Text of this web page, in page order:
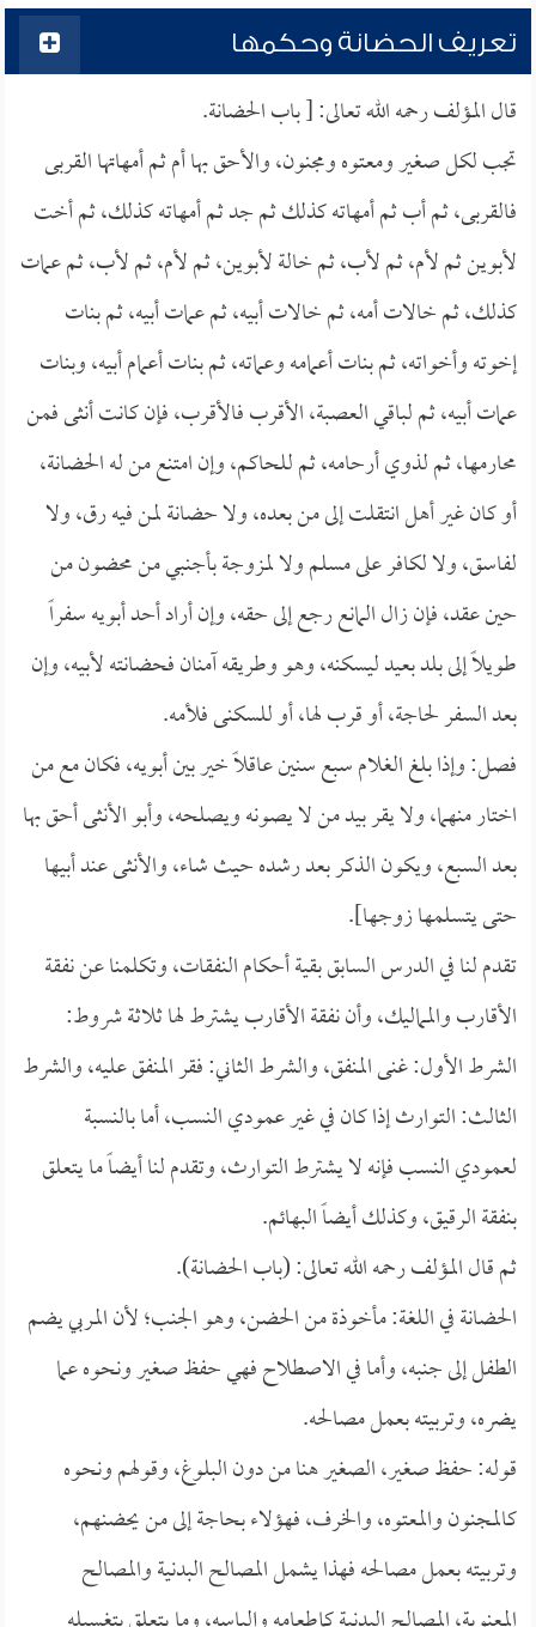
تعريف الحضانة وحكمها
قال المؤلف رحمه الله تعالى: [ باب الحضانة.
تجب لكل صغير ومعتوه ومجنون، والأحق بها أم ثم أمهاتها القربى
فالقربى، ثم أب ثم أمهاته كذلك ثم جد ثم أمهاته كذلك، ثم أخت
لأبوين ثم لأم، ثم لأب، ثم خالة لأبوين، ثم لأم، ثم لأب، ثم عمات
كذلك، ثم خالات أمه، ثم خالات أبيه، ثم عمات أبيه، ثم بنات
إخوته وأخواته، ثم بنات أعمامه وعماته، ثم بنات أعمام أبيه، وبنات
عمات أبيه، ثم لباقي العصبة، الأقرب فالأقرب، فإن كانت أنثى فمن
محارمها، ثم لذوي أرحامه، ثم للحاكم، وإن امتنع من له الحضانة،
أو كان غير أهل انتقلت إلى من بعده، ولا حضانة لمن فيه رق، ولا
لفاسق، ولا لكافر على مسلم ولا لمزوجة بأجنبي من محضون من
حين عقد، فإن زال المانع رجع إلى حقه، وإن أراد أحد أبويه سفراً
طويلاً إلى بلد بعيد ليسكنه، وهو وطريقه آمنان فحضانته لأبيه، وإن
بعد السفر لحاجة، أو قرب لها، أو للسكنى فلأمه.
فصل: وإذا بلغ الغلام سبع سنين عاقلاً خير بين أبويه، فكان مع من
اختار منهما، ولا يقر بيد من لا يصونه ويصلحه، وأبو الأنثى أحق بها
بعد السبع، ويكون الذكر بعد رشده حيث شاء، والأنثى عند أبيها
حتى يتسلمها زوجها].
تقدم لنا في الدرس السابق بقية أحكام النفقات، وتكلمنا عن نفقة
الأقارب والمماليك، وأن نفقة الأقارب يشترط لها ثلاثة شروط:
الشرط الأول: غنى المنفق، والشرط الثاني: فقر المنفق عليه، والشرط
الثالث: التوارث إذا كان في غير عمودي النسب، أما بالنسبة
لعمودي النسب فإنه لا يشترط التوارث، وتقدم لنا أيضاً ما يتعلق
بنفقة الرقيق، وكذلك أيضاً البهائم.
ثم قال المؤلف رحمه الله تعالى: (باب الحضانة).
الحضانة في اللغة: مأخوذة من الحضن، وهو الجنب؛ لأن المربي يضم
الطفل إلى جنبه، وأما في الاصطلاح فهي حفظ صغير ونحوه عما
يضره، وتربيته بعمل مصالحه.
قوله: حفظ صغير، الصغير هنا من دون البلوغ، وقولهم ونحوه
كالمجنون والمعتوه، والخرف، فهؤلاء بحاجة إلى من يحضنهم،
وتربيته بعمل مصالحه فهذا يشمل المصالح البدنية والمصالح